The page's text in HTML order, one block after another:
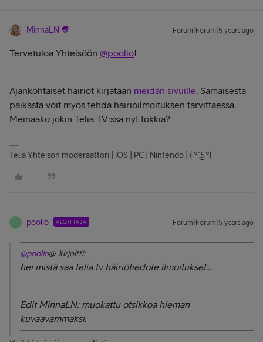
MinnaLN Forum|Forum|5 years ago
Tervetuloa Yhteisöön @poolio!
Ajankohtaiset häiriöt kirjataan meidän sivuille. Samaisesta
paikasta voit myös tehdä häiriöilmoituksen tarvittaessa.
Meinaako jokin Telia TV:ssä nyt tökkiä?
Telia Yhteisön moderaattori | iOS | PC | Nintendo | ( ͡° ͜ʖ ͡°)
P poolio ALOITTAJA Forum|Forum|5 years ago
@poolio@ kirjoitti:
hei mistä saa telia tv häiriötiedote ilmoitukset...
Edit MinnaLN: muokattu otsikkoa hieman
kuvaavammaksi.